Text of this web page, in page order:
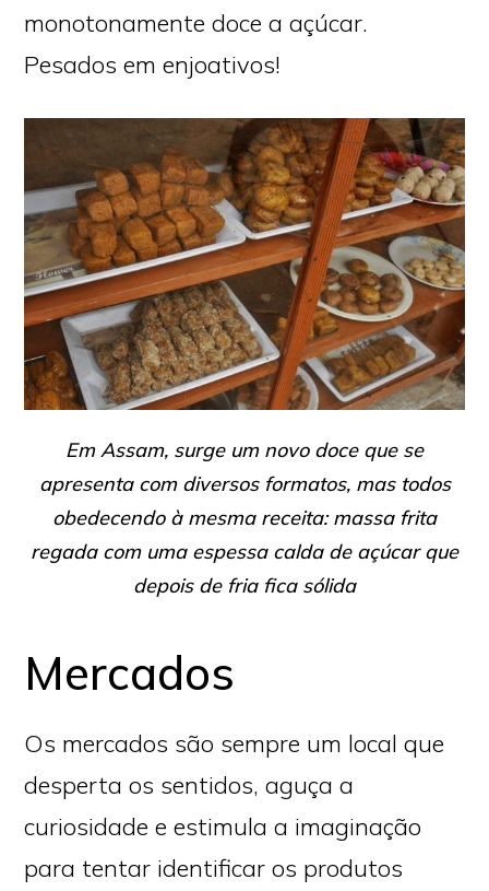
monotonamente doce a açúcar.
Pesados em enjoativos!
Em Assam, surge um novo doce que se
apresenta com diversos formatos, mas todos
obedecendo à mesma receita: massa frita
regada com uma espessa calda de açúcar que
depois de fria fica sólida
Mercados
Os mercados são sempre um local que
desperta os sentidos, aguça a
curiosidade e estimula a imaginação
para tentar identificar os produtos